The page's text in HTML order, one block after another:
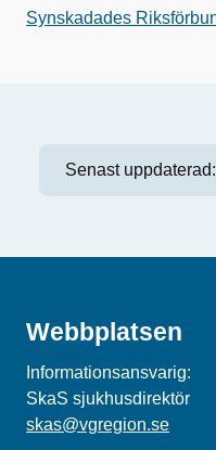
Synskadades
Senast uppdaterad:
Webbplatsen
Informationsansvarig:
SkaS sjukhusdirektör
skas@vgregion.se